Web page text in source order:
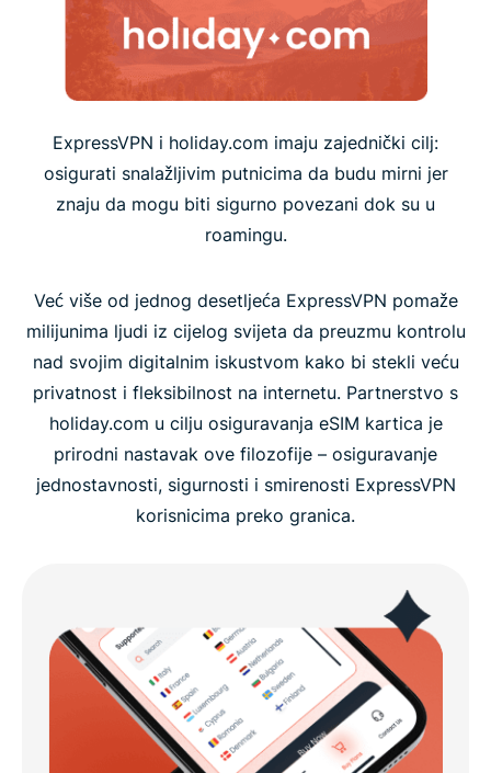
ExpressVPN i holiday.com imaju zajednički cilj:
osigurati snalažljivim putnicima da budu mirni jer
znaju da mogu biti sigurno povezani dok su u
roamingu.
Već više od jednog desetljeća ExpressVPN pomaže
milijunima ljudi iz cijelog svijeta da preuzmu kontrolu
nad svojim digitalnim iskustvom kako bi stekli veću
privatnost i fleksibilnost na internetu. Partnerstvo s
holiday.com u cilju osiguravanja eSIM kartica je
prirodni nastavak ove filozofije – osiguravanje
jednostavnosti, sigurnosti i smirenosti ExpressVPN
korisnicima preko granica.